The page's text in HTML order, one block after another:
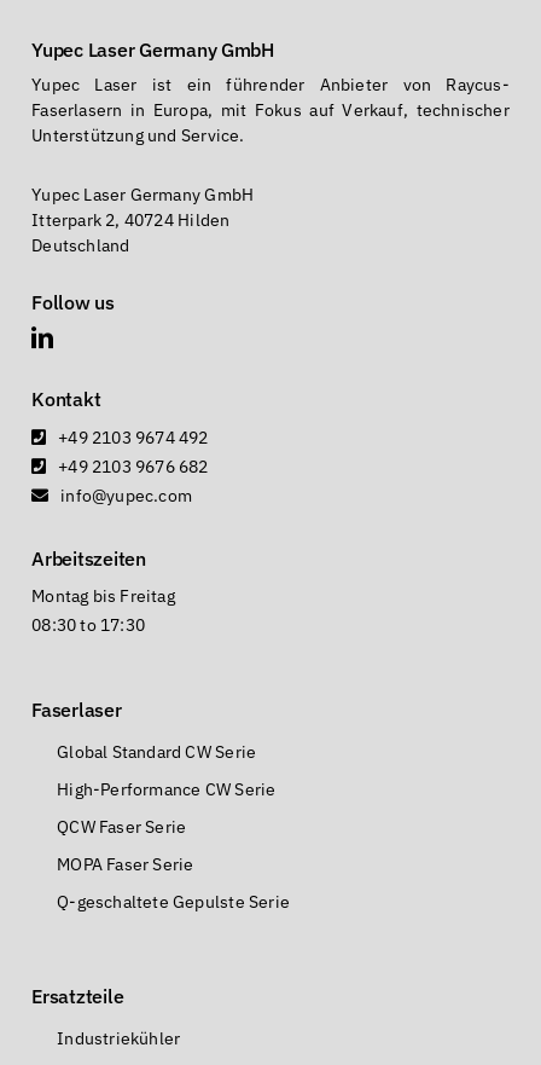
Yupec Laser Germany GmbH
Yupec Laser ist ein führender Anbieter von Raycus-
Faserlasern in Europa, mit Fokus auf Verkauf, technischer
Unterstützung und Service.
Yupec Laser Germany GmbH
Itterpark 2, 40724 Hilden
Deutschland
Follow us
Kontakt
+49 2103 9674 492
+49 2103 9676 682
info@yupec.com
Arbeitszeiten
Montag bis Freitag
08:30 to 17:30
Faserlaser
Global Standard CW Serie
High-Performance CW Serie
QCW Faser Serie
MOPA Faser Serie
Q-geschaltete Gepulste Serie
Ersatzteile
Industriekühler